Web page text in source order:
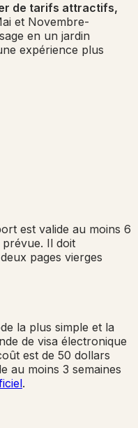
de tarifs attractifs,
et Novembre-
en un jardin
expérience plus
est valide au moins 6
Il doit
pages vierges
la plus simple et la
de visa électronique
est de 50 dollars
au moins 3 semaines
.